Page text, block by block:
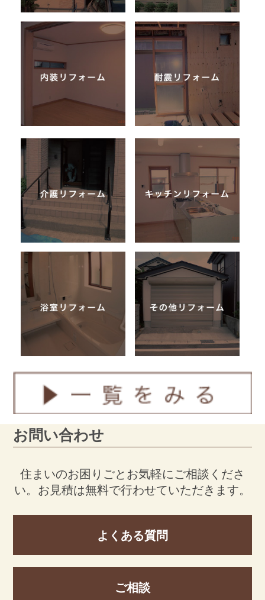
お問い合わせ
住まいのお困りごとお気軽にご相談くださ
い。 お見積は無料で行わせていただきます。
よくある質問
ご相談